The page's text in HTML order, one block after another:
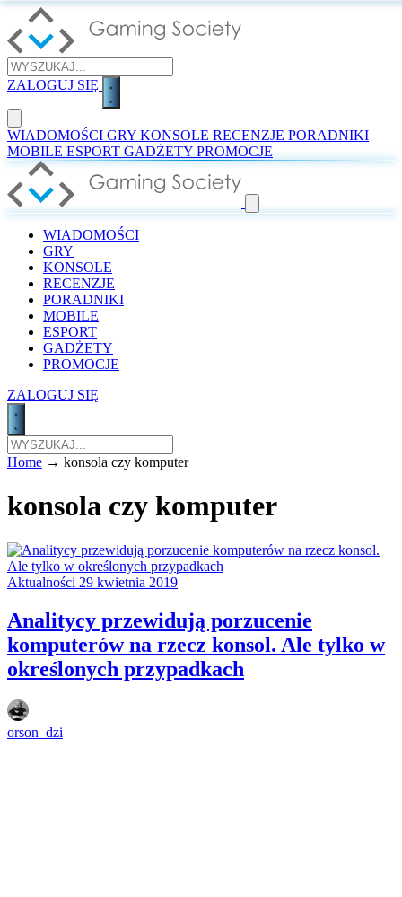
ZALOGUJ SIĘ
WIADOMOŚCI GRY KONSOLE RECENZJE PORADNIKI
MOBILE ESPORT GADŻETY PROMOCJE
WIADOMOŚCI
GRY
KONSOLE
RECENZJE
PORADNIKI
MOBILE
ESPORT
GADŻETY
PROMOCJE
ZALOGUJ SIĘ
Home → konsola czy komputer
konsola czy komputer
Aktualności 29 kwietnia 2019
Analitycy przewidują porzucenie
komputerów na rzecz konsol. Ale tylko w
określonych przypadkach
orson_dzi